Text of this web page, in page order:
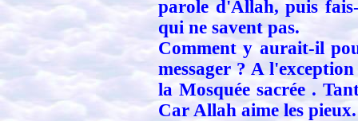
parole d'Allah, puis
qui ne savent pas.
Comment y aurait-il
messager ? A
la Mosquée sacrée .
Car Allah aime les pieux.